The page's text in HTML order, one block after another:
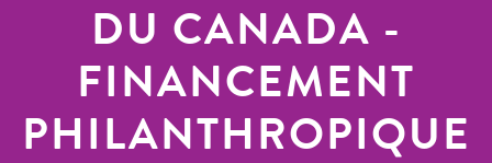
DU CANADA -
FINANCEMENT
PHILANTHROPIQUE